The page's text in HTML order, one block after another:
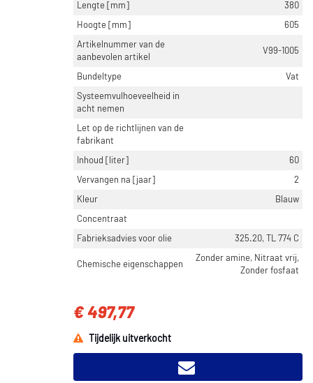
Lengte [mm]
380
Hoogte [mm]
605
Artikelnummer van de
aanbevolen artikel
V99-1005
Bundeltype
Vat
Systeemvulhoeveelheid in
acht nemen
Let op de richtlijnen van de
fabrikant
Inhoud [liter]
60
Vervangen na [jaar]
2
Kleur
Blauw
Concentraat
Fabrieksadvies voor olie
325.20, TL 774 C
Chemische eigenschappen
Zonder amine, Nitraat vrij,
Zonder fosfaat
€ 497,77
Tijdelijk uitverkocht